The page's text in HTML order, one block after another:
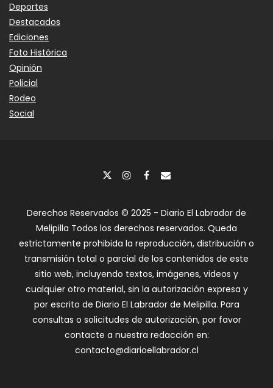
Deportes
Destacados
Ediciones
Foto Histórica
Opinión
Policial
Rodeo
Social
Derechos Reservados © 2025 - Diario El Labrador de
Melipilla Todos los derechos reservados. Queda
estrictamente prohibida la reproducción, distribución o
transmisión total o parcial de los contenidos de este
sitio web, incluyendo textos, imágenes, videos y
cualquier otro material, sin la autorización expresa y
por escrito de Diario El Labrador de Melipilla. Para
consultas o solicitudes de autorización, por favor
contacte a nuestra redacción en:
contacto@diarioellabrador.cl